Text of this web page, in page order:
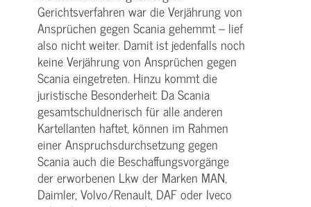
Gerichtsverfahren war die Verjährung von
Ansprüchen gegen Scania gehemmt – lief
also nicht weiter. Damit ist jedenfalls noch
keine Verjährung von Ansprüchen gegen
Scania eingetreten. Hinzu kommt die
juristische Besonderheit: Da Scania
gesamtschuldnerisch für alle anderen
Kartellanten haftet, können im Rahmen
einer Anspruchsdurchsetzung gegen
Scania auch die Beschaffungsvorgänge
der erworbenen Lkw der Marken MAN,
Daimler, Volvo/Renault, DAF oder Iveco